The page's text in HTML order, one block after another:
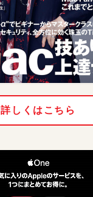
詳しくはこちら